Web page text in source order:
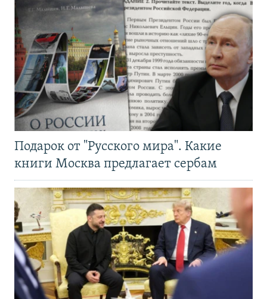
Подарок от "Русского мира". Какие
книги Москва предлагает сербам